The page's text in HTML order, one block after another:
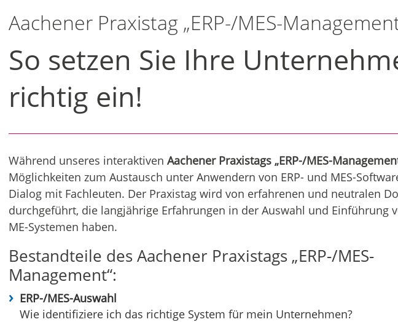
Aachener Praxistag „ERP-/MES-
So setzen Sie Ihre
richtig ein!
Während unseres interaktiven Aachener Praxistags „ERP-/MES-
Möglichkeiten zum Austausch unter Anwendern von ERP- und MES-
Dialog mit Fachleuten. Der Praxistag wird von erfahrenen und neutralen
durchgeführt, die langjährige Erfahrungen in der Auswahl und Einführung
ME-Systemen haben.
Bestandteile des Aachener Praxistags „ERP-/MES-
Management“:
ERP-/MES-Auswahl
Wie identifiziere ich das richtige System für mein Unternehmen?